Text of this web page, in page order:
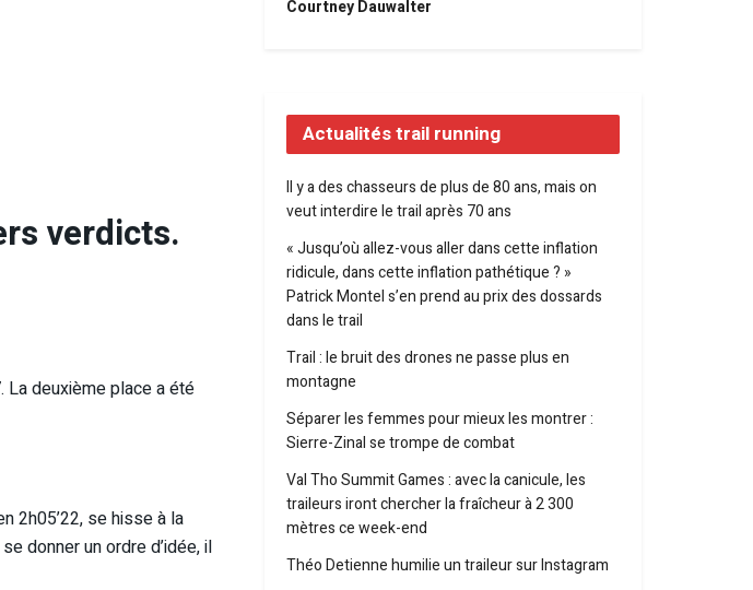
verdicts.
La deuxième place a été
2h05’22, se hisse à la
donner un ordre d’idée, il
Courtney Dauwalter
Actualités trail running
Il y a des chasseurs de plus de 80 ans, mais on
veut interdire le trail après 70 ans
« Jusqu’où allez-vous aller dans cette inflation
ridicule, dans cette inflation pathétique ? »
Patrick Montel s’en prend au prix des dossards
dans le trail
Trail : le bruit des drones ne passe plus en
montagne
Séparer les femmes pour mieux les montrer :
Sierre-Zinal se trompe de combat
Val Tho Summit Games : avec la canicule, les
traileurs iront chercher la fraîcheur à 2 300
mètres ce week-end
Théo Detienne humilie un traileur sur Instagram